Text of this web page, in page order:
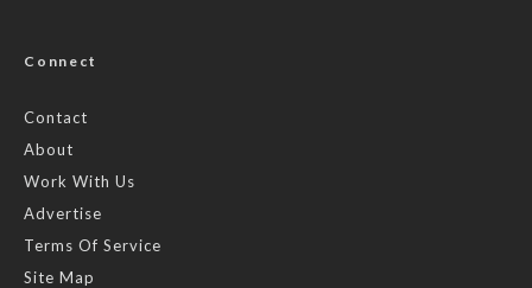
Connect
Contact
About
Work With Us
Advertise
Terms Of Service
Site Map